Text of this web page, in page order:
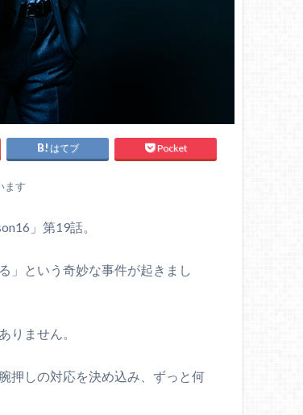
はてブ Pocket
ます
」第19話。
という奇妙な事件が起きまし
りません。
押しの対応を決め込み、ずっと何